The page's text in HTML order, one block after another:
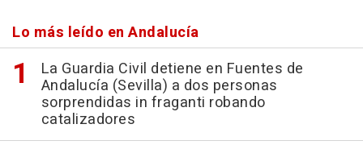
Lo más leído en Andalucía
La Guardia Civil detiene en Fuentes de
Andalucía (Sevilla) a dos personas
sorprendidas in fraganti robando
catalizadores